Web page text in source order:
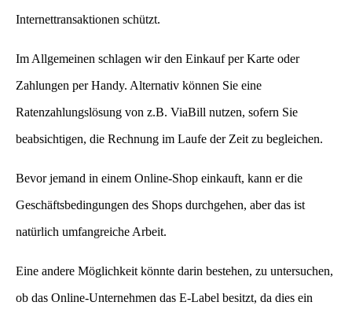
Internettransaktionen schützt.
Im Allgemeinen schlagen wir den Einkauf per Karte oder
Zahlungen per Handy. Alternativ können Sie eine
Ratenzahlungslösung von z.B. ViaBill nutzen, sofern Sie
beabsichtigen, die Rechnung im Laufe der Zeit zu begleichen.
Bevor jemand in einem Online-Shop einkauft, kann er die
Geschäftsbedingungen des Shops durchgehen, aber das ist
natürlich umfangreiche Arbeit.
Eine andere Möglichkeit könnte darin bestehen, zu untersuchen,
ob das Online-Unternehmen das E-Label besitzt, da dies ein